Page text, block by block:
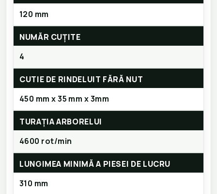
120 mm
NUMĂR CUȚITE
4
CUTIE DE RINDELUIT FĂRĂ NUT
450 mm x 35 mm x 3mm
TURAŢIA ARBORELUI
4600 rot/min
LUNGIMEA MINIMĂ A PIESEI DE LUCRU
310 mm